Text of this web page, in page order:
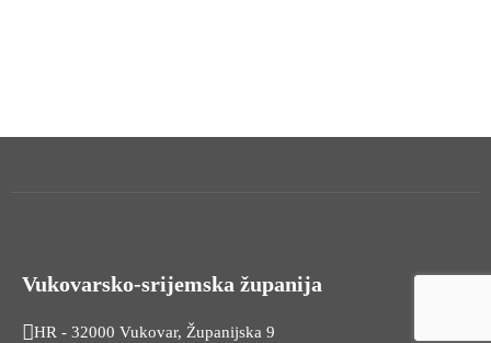
Vukovarsko-srijemska županija
HR - 32000 Vukovar, Županijska 9